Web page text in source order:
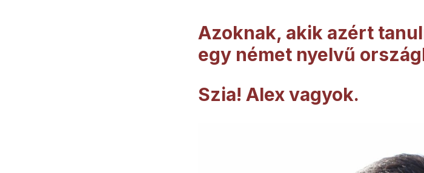
Azoknak, akik azért
egy német nyelvű
Szia! Alex vagyok.